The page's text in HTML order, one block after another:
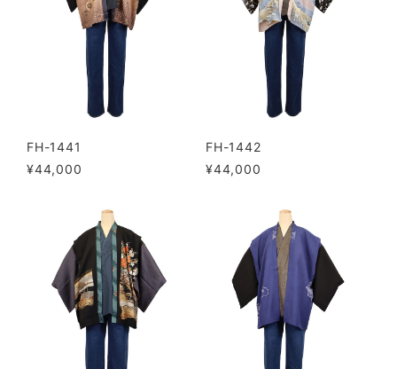
FH-1441
¥44,000
FH-1442
¥44,000